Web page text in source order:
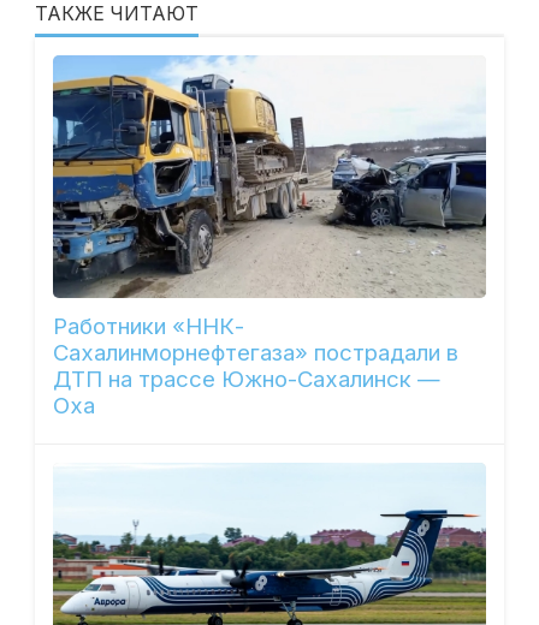
ТАКЖЕ ЧИТАЮТ
Работники «ННК-
Сахалинморнефтегаза» пострадали в
ДТП на трассе Южно-Сахалинск —
Оха